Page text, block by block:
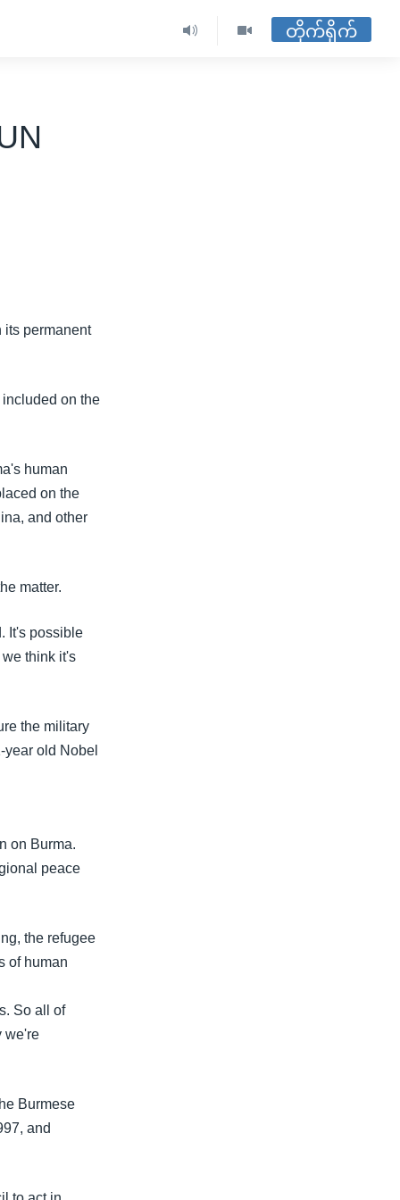
တိုက်ရိုက်
its permanent
on the
human
on the
and other
matter.
It's possible
think it's
the military
old Nobel
on Burma.
peace
the refugee
of human
So all of
we're
Burmese
and